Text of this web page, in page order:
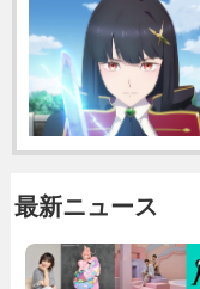
最新ニュース